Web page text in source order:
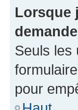
Lorsque
Seuls les
pour